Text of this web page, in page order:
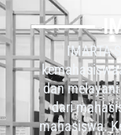
IMARTA-
dan
dari
mahasiswa.